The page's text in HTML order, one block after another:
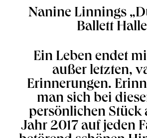
Nanine Linnings
Ballett Halle
Ein Leben endet
außer letzten,
Erinnerungen.
man sich bei
persönlichen Stück
Jahr 2017 auf jeden